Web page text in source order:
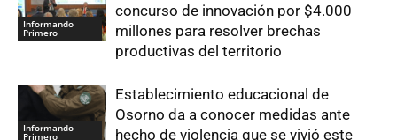
Informando
Primero
concurso de innovación por $4.000
millones para resolver brechas
productivas del territorio
Informando
Primero
Establecimiento educacional de
Osorno da a conocer medidas ante
hecho de violencia que se vivió este